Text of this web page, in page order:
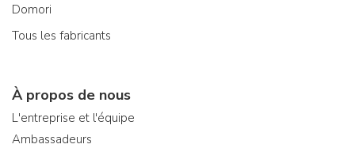
Domori
Tous les fabricants
À propos de nous
L'entreprise et l'équipe
Ambassadeurs